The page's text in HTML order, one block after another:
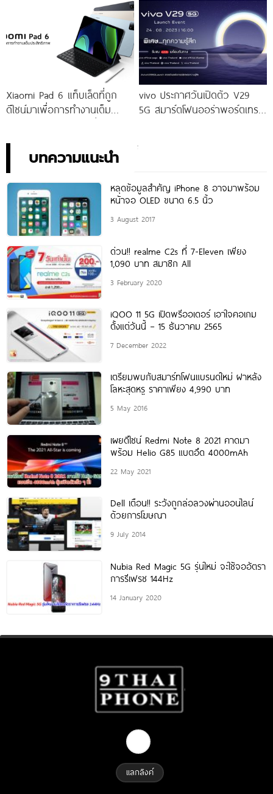
ราคาเริ่มต้นเพียง 14,999 บาท
จัดเต็มกับโปรโมชันพิเศษก่อนใคร
ราคาใหม่เพียง 4,599 บาท
เท่านั้น!
Xiaomi Pad 6 แท็บเล็ตที่ถูก
ดีไซน์มาเพื่อการทำงานเต็ม
vivo ประกาศวันเปิดตัว V29
5G สมาร์ตโฟนออร่าพอร์ตเทร
บทความแนะนำ
หลุดข้อมูลสำคัญ iPhone 8 อาจมาพร้อม
หน้าจอ OLED ขนาด 6.5 นิ้ว
3 August 2017
ด่วน!! realme C2s ที่ 7-Eleven เพียง
1,090 บาท สมาชิก All
3 February 2020
iQOO 11 5G เปิดพรีออเดอร์ เอาใจคอเกม
ตั้งแต่วันนี้ – 15 ธันวาคม 2565
7 December 2022
เตรียมพบกับสมาร์ทโฟนแบรนด์ใหม่ ฝาหลัง
โลหะสุดหรู ราคาเพียง 4,990 บาท
5 May 2016
เผยดีไซน์ Redmi Note 8 2021 คาดมา
พร้อม Helio G85 แบตอึด 4000mAh
22 May 2021
Dell เตือน!! ระวังถูกล่อลวงผ่านออนไลน์
ด้วยการโฆษณา
9 July 2014
Nubia Red Magic 5G รุ่นใหม่ จะใช้จออัตรา
การรีเฟรช 144Hz
14 January 2020
แลกลิงค์